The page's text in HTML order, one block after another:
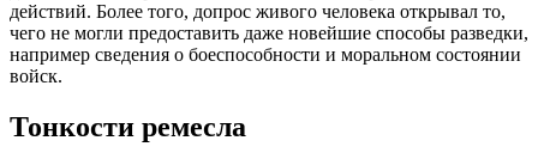
действий. Более того, допрос живого человека открывал то,
чего не могли предоставить даже новейшие способы разведки,
например сведения о боеспособности и моральном состоянии
войск.
Тонкости ремесла